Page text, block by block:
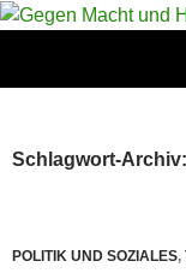
Zum
Schlagwort-
POLITIK UND SOZIALES,